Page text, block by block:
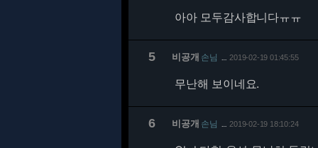
아아 모두감사합니다ㅠㅠ
5 비공개 손님 2019-02-19 01:45:55
무난해 보이네요.
6 비공개 손님 2019-02-19 18:10:24